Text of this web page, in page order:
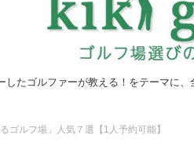
したゴルファーが教える！をテーマに
ゴルフ場」人気７選【1人予約可能】